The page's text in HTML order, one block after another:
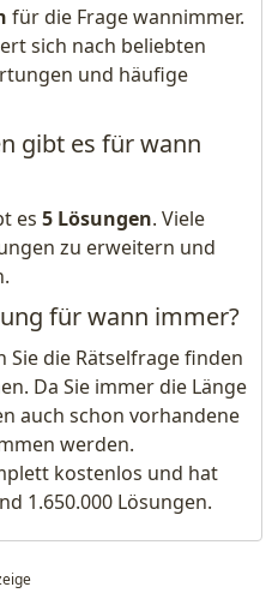
für die Frage wannimmer.
sich nach beliebten
und häufige
gibt es für wann
es 5 Lösungen. Viele
zu erweitern und
für wann immer?
Sie die Rätselfrage finden
Da Sie immer die Länge
auch schon vorhandene
werden.
kostenlos und hat
1.650.000 Lösungen.